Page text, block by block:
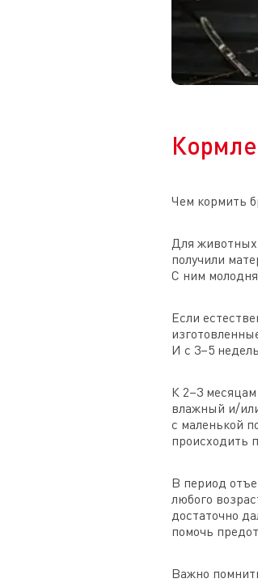
Чем кормить
Для
получили
С ним
Если
И с 3–5
К 2–3
влажный и/
с маленькой
происходить
В период
любого
достаточно
помочь
Важно